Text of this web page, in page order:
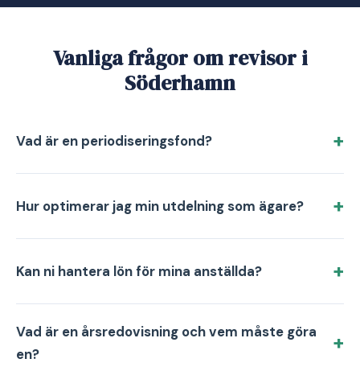
Vanliga frågor om revisor i
Söderhamn
Vad är en periodiseringsfond?
Hur optimerar jag min utdelning som ägare?
Kan ni hantera lön för mina anställda?
Vad är en årsredovisning och vem måste göra
en?